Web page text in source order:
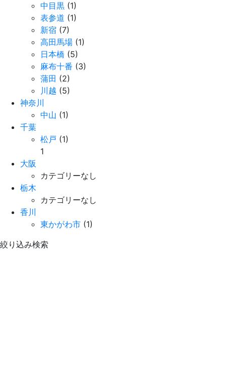
中目黒 (1)
表参道 (1)
新宿 (7)
高田馬場 (1)
日本橋 (5)
麻布十番 (3)
蒲田 (2)
川越 (5)
神奈川
中山 (1)
千葉
松戸 (1)
1
大阪
カテゴリーなし
栃木
カテゴリーなし
香川
東かがわ市 (1)
絞り込み検索